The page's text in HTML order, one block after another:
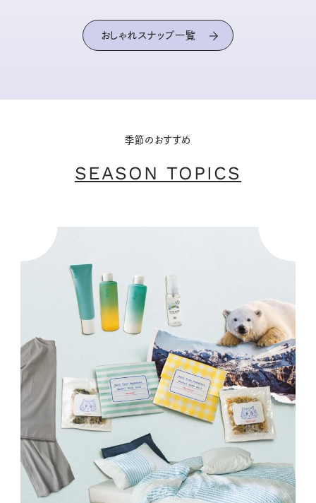
おしゃれスナップ一覧
季節のおすすめ
SEASON TOPICS